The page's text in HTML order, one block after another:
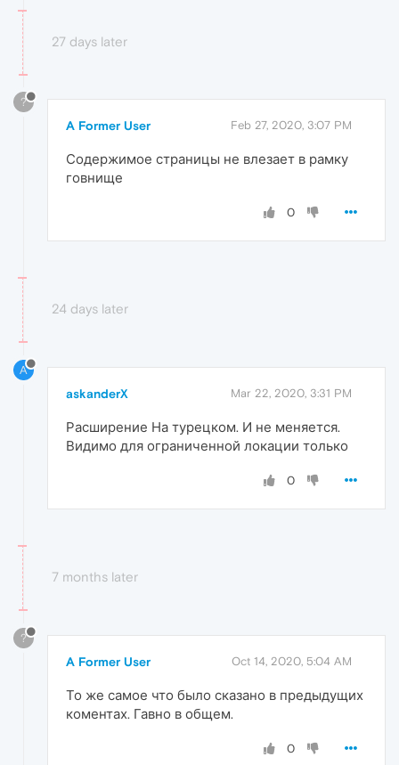
27 days later
?
A Former User Feb 27, 2020, 3:07 PM
Содержимое страницы не влезает в рамку
говнище
0
24 days later
A
askanderX Mar 22, 2020, 3:31 PM
Расширение На турецком. И не меняется.
Видимо для ограниченной локации только
0
7 months later
?
A Former User Oct 14, 2020, 5:04 AM
То же самое что было сказано в предыдущих
коментах. Гавно в общем.
0